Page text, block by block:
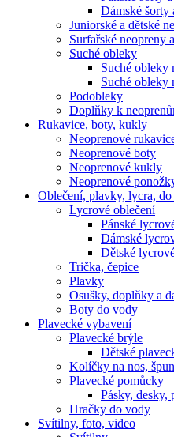
Dámské šorty
Juniorské a dětské
Surfařské neopreny
Suché obleky
Suché obleky
Suché obleky
Podobleky
Doplňky k
Rukavice, boty, kukly
Neoprenové
Neoprenové boty
Neoprenové kukly
Neoprenové
Oblečení, plavky, lycra,
Lycrové oblečení
Pánské
Dámské
Dětské
Trička, čepice
Plavky
Osušky, doplňky a
Boty do vody
Plavecké vybavení
Plavecké brýle
Dětské
Kolíčky na nos,
Plavecké pomůcky
Pásky, desky,
Hračky do vody
Svítilny, foto, video